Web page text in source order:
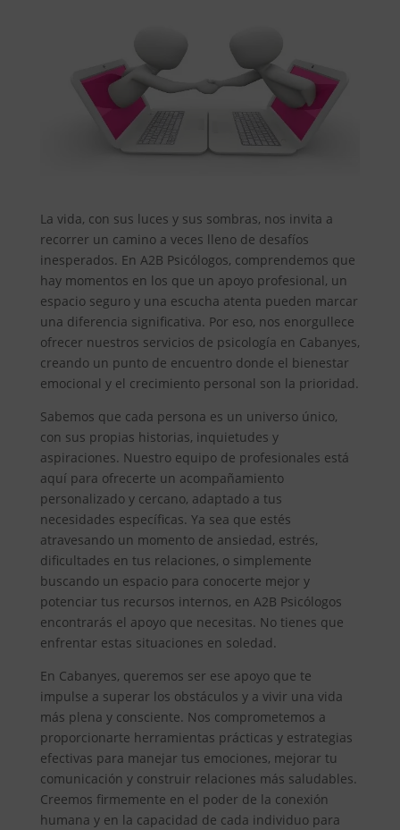
La vida, con sus luces y sus sombras, nos invita a
recorrer un camino a veces lleno de desafíos
inesperados. En A2B Psicólogos, comprendemos que
hay momentos en los que un apoyo profesional, un
espacio seguro y una escucha atenta pueden marcar
una diferencia significativa. Por eso, nos enorgullece
ofrecer nuestros servicios de psicología en Cabanyes,
creando un punto de encuentro donde el bienestar
emocional y el crecimiento personal son la prioridad.
Sabemos que cada persona es un universo único,
con sus propias historias, inquietudes y
aspiraciones. Nuestro equipo de profesionales está
aquí para ofrecerte un acompañamiento
personalizado y cercano, adaptado a tus
necesidades específicas. Ya sea que estés
atravesando un momento de ansiedad, estrés,
dificultades en tus relaciones, o simplemente
buscando un espacio para conocerte mejor y
potenciar tus recursos internos, en A2B Psicólogos
encontrarás el apoyo que necesitas. No tienes que
enfrentar estas situaciones en soledad.
En Cabanyes, queremos ser ese apoyo que te
impulse a superar los obstáculos y a vivir una vida
más plena y consciente. Nos comprometemos a
proporcionarte herramientas prácticas y estrategias
efectivas para manejar tus emociones, mejorar tu
comunicación y construir relaciones más saludables.
Creemos firmemente en el poder de la conexión
humana y en la capacidad de cada individuo para